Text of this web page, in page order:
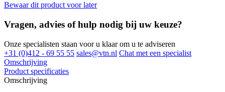
Bewaar dit product voor later
Vragen, advies of hulp nodig bij uw keuze?
Onze specialisten staan voor u klaar om u te adviseren
+31 (0)412 - 69 55 55 sales@vtn.nl Chat met een specialist
Omschrijving
Product specificaties
Omschrijving